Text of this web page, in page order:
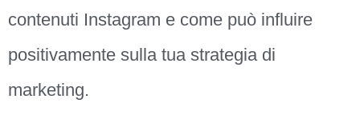
contenuti Instagram e come può influire
positivamente sulla tua strategia di
marketing.